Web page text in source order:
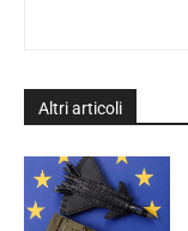
Altri articoli